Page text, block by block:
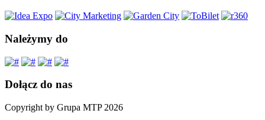
Należymy do
Dołącz do nas
Copyright by Grupa MTP 2026